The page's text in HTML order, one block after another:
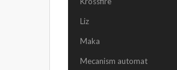
Liz
Maka
Mecanism automat